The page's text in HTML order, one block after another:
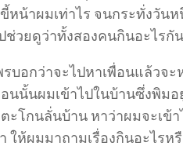
หน้าผมเท่าไร จนกระทั่งวัน
วยดูว่าทั้งสองคนกินอะไรกั
บอกว่าจะไปหาเพื่อนแล้วจ
นั้นผมเข้าไปในบ้านซึ่งพิมอ
โกนลั่นบ้าน หาว่าผมจะเข้า
ห้ผมมาถามเรื่องกินอะไรห